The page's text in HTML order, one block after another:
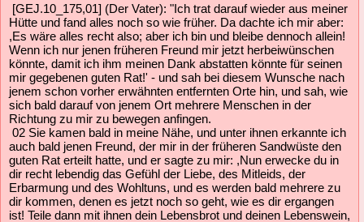
[GEJ.10_175,01] (Der Vater): "Ich trat darauf wieder aus meiner
Hütte und fand alles noch so wie früher. Da dachte ich mir aber:
,Es wäre alles recht also; aber ich bin und bleibe dennoch allein!
Wenn ich nur jenen früheren Freund mir jetzt herbeiwünschen
könnte, damit ich ihm meinen Dank abstatten könnte für seinen
mir gegebenen guten Rat!' - und sah bei diesem Wunsche nach
jenem schon vorher erwähnten entfernten Orte hin, und sah, wie
sich bald darauf von jenem Ort mehrere Menschen in der
Richtung zu mir zu bewegen anfingen.
02 Sie kamen bald in meine Nähe, und unter ihnen erkannte ich
auch bald jenen Freund, der mir in der früheren Sandwüste den
guten Rat erteilt hatte, und er sagte zu mir: ,Nun erwecke du in
dir recht lebendig das Gefühl der Liebe, des Mitleids, der
Erbarmung und des Wohltuns, und es werden bald mehrere zu
dir kommen, denen es jetzt noch so geht, wie es dir ergangen
ist! Teile dann mit ihnen dein Lebensbrot und deinen Lebenswein,